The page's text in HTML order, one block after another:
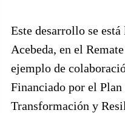
Este desarrollo se
Acebeda, en el
ejemplo de
Financiado por el Plan
Transformación y